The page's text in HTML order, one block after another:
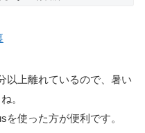
以上離れているので、暑い
。
使った方が便利です。